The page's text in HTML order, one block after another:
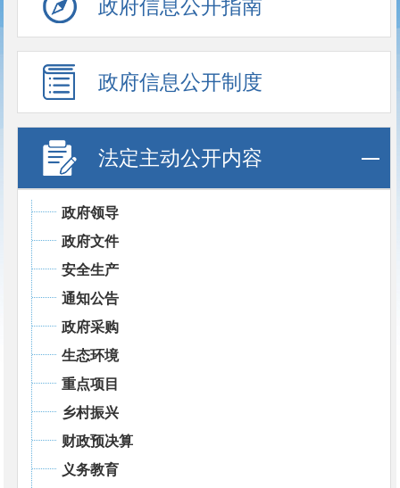
政府信息公开指南
政府信息公开制度
法定主动公开内容
政府领导
政府文件
安全生产
通知公告
政府采购
生态环境
重点项目
乡村振兴
财政预决算
义务教育